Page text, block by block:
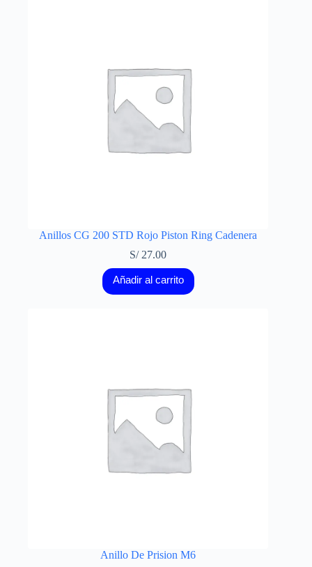
Anillos CG 200 STD Rojo Piston Ring Cadenera
S/27.00
Añadir al carrito
Anillo De Prision M6